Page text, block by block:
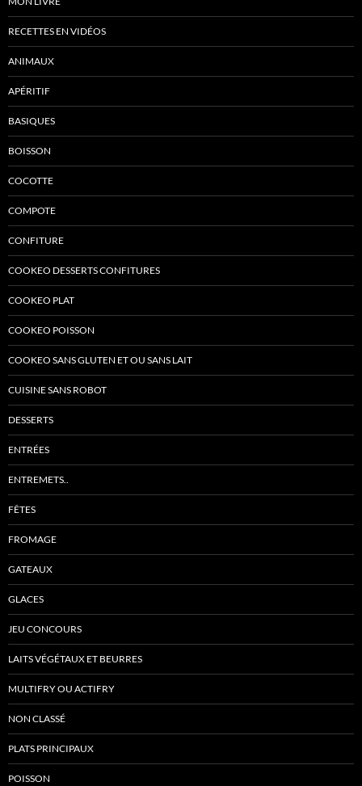
RECETTES EN VIDÉOS
ANIMAUX
APÉRITIF
BASIQUES
BOISSON
COCOTTE
COMPOTE
CONFITURE
COOKEO DESSERTS CONFITURES
COOKEO PLAT
COOKEO POISSON
COOKEO SANS GLUTEN ET OU SANS LAIT
CUISINE SANS ROBOT
DESSERTS
ENTRÉES
ENTREMETS..
FÊTES
FROMAGE
GATEAUX
GLACES
JEU CONCOURS
LAITS VÉGÉTAUX ET BEURRES
MULTIFRY OU ACTIFRY
NON CLASSÉ
PLATS PRINCIPAUX
POISSON